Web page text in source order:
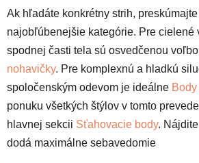
Ak hľadáte konkrétny strih,
najobľúbenejšie kategórie. Pre cielené
spodnej časti tela sú osvedčenou
nohavičky. Pre komplexnú a hladkú
spoločenským odevom je ideálne
ponuku všetkých štýlov v tomto
hlavnej sekcii Sťahovacie body.
dodá maximálne sebavedomie